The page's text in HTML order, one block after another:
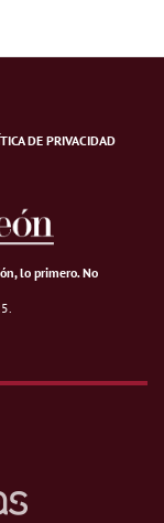
DE PRIVACIDAD
lo primero.No